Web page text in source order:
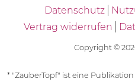
Datenschutz
Vertrag widerrufen
Copyright ©
* "ZauberTopf" ist eine